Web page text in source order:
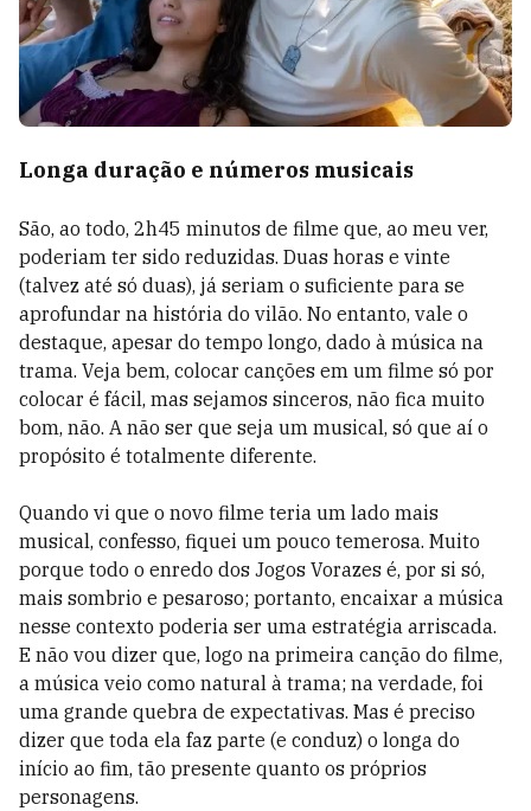
Longa duração e números musicais
São, ao todo, 2h45 minutos de filme que, ao meu ver,
poderiam ter sido reduzidas. Duas horas e vinte
(talvez até só duas), já seriam o suficiente para se
aprofundar na história do vilão. No entanto, vale o
destaque, apesar do tempo longo, dado à música na
trama. Veja bem, colocar canções em um filme só por
colocar é fácil, mas sejamos sinceros, não fica muito
bom, não. A não ser que seja um musical, só que aí o
propósito é totalmente diferente.
Quando vi que o novo filme teria um lado mais
musical, confesso, fiquei um pouco temerosa. Muito
porque todo o enredo dos Jogos Vorazes é, por si só,
mais sombrio e pesaroso; portanto, encaixar a música
nesse contexto poderia ser uma estratégia arriscada.
E não vou dizer que, logo na primeira canção do filme,
a música veio como natural à trama; na verdade, foi
uma grande quebra de expectativas. Mas é preciso
dizer que toda ela faz parte (e conduz) o longa do
início ao fim, tão presente quanto os próprios
personagens.